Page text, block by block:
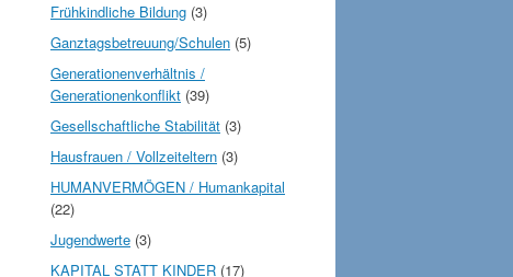
Frühkindliche Bildung (3)
Ganztagsbetreuung/Schulen (5)
Generationenverhältnis /
Generationenkonflikt (39)
Gesellschaftliche Stabilität (3)
Hausfrauen / Vollzeiteltern (3)
HUMANVERMÖGEN / Humankapital
(22)
Jugendwerte (3)
KAPITAL STATT KINDER (17)